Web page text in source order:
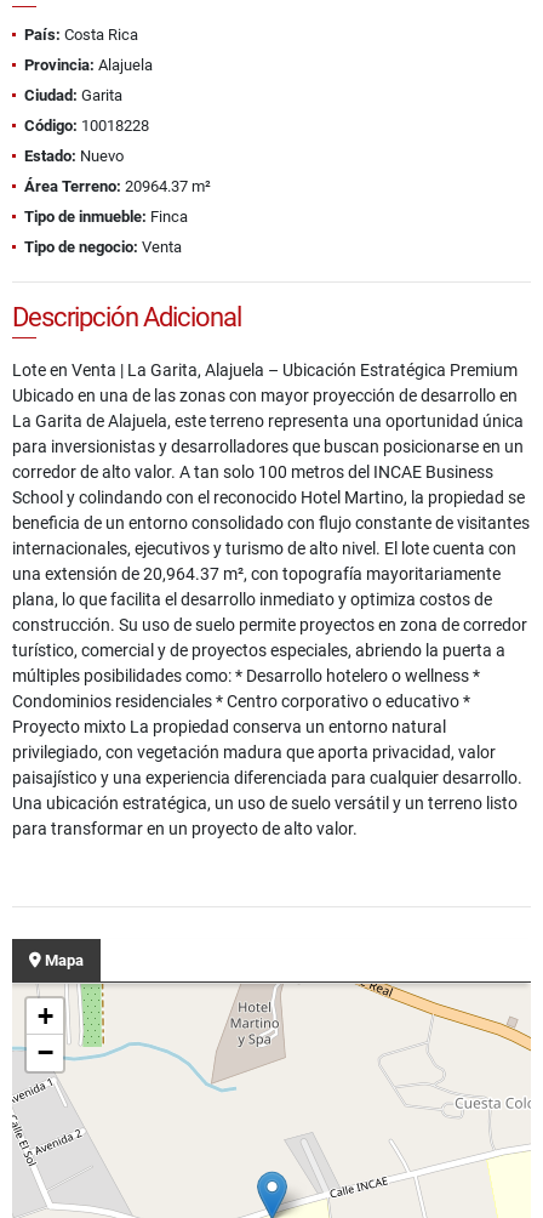
País: Costa Rica
Provincia: Alajuela
Ciudad: Garita
Código: 10018228
Estado: Nuevo
Área Terreno: 20964.37 m²
Tipo de inmueble: Finca
Tipo de negocio: Venta
Descripción Adicional
Lote en Venta | La Garita, Alajuela – Ubicación Estratégica Premium
Ubicado en una de las zonas con mayor proyección de desarrollo en
La Garita de Alajuela, este terreno representa una oportunidad única
para inversionistas y desarrolladores que buscan posicionarse en un
corredor de alto valor. A tan solo 100 metros del INCAE Business
School y colindando con el reconocido Hotel Martino, la propiedad se
beneficia de un entorno consolidado con flujo constante de visitantes
internacionales, ejecutivos y turismo de alto nivel. El lote cuenta con
una extensión de 20,964.37 m², con topografía mayoritariamente
plana, lo que facilita el desarrollo inmediato y optimiza costos de
construcción. Su uso de suelo permite proyectos en zona de corredor
turístico, comercial y de proyectos especiales, abriendo la puerta a
múltiples posibilidades como: * Desarrollo hotelero o wellness *
Condominios residenciales * Centro corporativo o educativo *
Proyecto mixto La propiedad conserva un entorno natural
privilegiado, con vegetación madura que aporta privacidad, valor
paisajístico y una experiencia diferenciada para cualquier desarrollo.
Una ubicación estratégica, un uso de suelo versátil y un terreno listo
para transformar en un proyecto de alto valor.
Mapa
+
−